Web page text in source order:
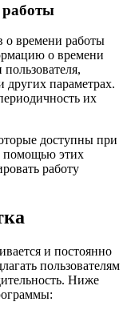
работы
о времени работы
о времени
параметрах.
их
доступны при
помощью этих
работу
и постоянно
пользователям
Ниже